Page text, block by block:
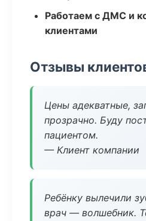
Работаем с ДМС и
клиентами
Отзывы
Цены адекватные,
прозрачно. Буду
пациентом.
— Клиент компании
Ребёнку вылечили
врач — волшебник.